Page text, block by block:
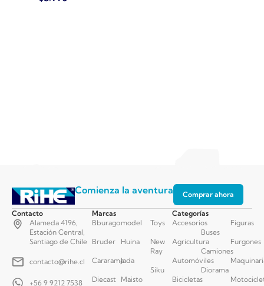
Comienza la aventura Comprar ahora
Contacto
Alameda 4196,
Estación Central,
Santiago de Chile
contacto@rihe.cl
+56 9 9212 7538
Marcas
Bburago
Bruder
Cararama
Diecast
model
Huina
Jada
Maisto
Toys
New
Ray
Siku
Categorías
Accesorios
Agricultura
Automóviles
Bicicletas
Buses
Camiones
Diorama
Figuras
Furgones